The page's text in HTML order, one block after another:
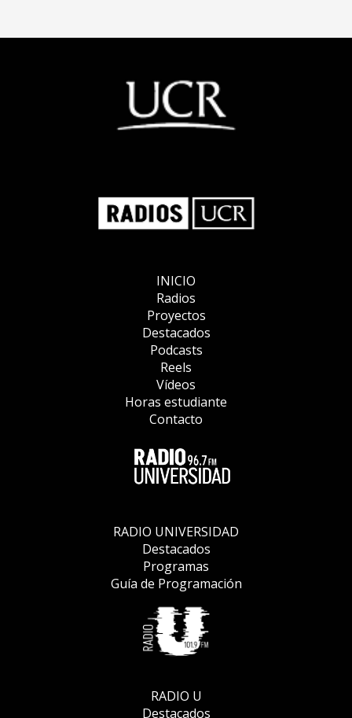
INICIO
Radios
Proyectos
Destacados
Podcasts
Reels
Vídeos
Horas estudiante
Contacto
RADIO UNIVERSIDAD
Destacados
Programas
Guía de Programación
RADIO U
Destacados